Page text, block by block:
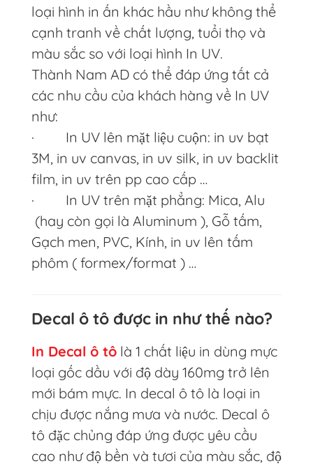
loại hình in ấn khác hầu như không thể
cạnh tranh về chất lượng, tuổi thọ và
màu sắc so với loại hình In UV.
Thành Nam AD có thể đáp ứng tất cả
các nhu cầu của khách hàng về In UV
như:
· In UV lên mặt liệu cuộn: in uv bạt
3M, in uv canvas, in uv silk, in uv backlit
film, in uv trên pp cao cấp …
· In UV trên mặt phẳng: Mica, Alu
(hay còn gọi là Aluminum ), Gỗ tấm,
Gạch men, PVC, Kính, in uv lên tấm
phôm ( formex/format ) …
Decal ô tô được in như thế nào?
In Decal ô tôlà 1 chất liệu in dùng mực
loại gốc dầu với độ dày 160mg trở lên
mới bám mực. In decal ô tô là loại in
chịu được nắng mưa và nước. Decal ô
tô đặc chủng đáp ứng được yêu cầu
cao như độ bền và tươi của màu sắc, độ